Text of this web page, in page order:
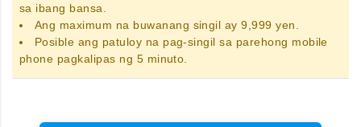
sa ibang bansa.
Ang maximum na buwanang singil ay 9,999 yen.
Posible ang patuloy na pag-singil sa parehong mobile
phone pagkalipas ng 5 minuto.